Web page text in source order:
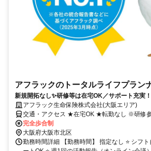
アフラックのトータルライフプラン
新規開拓なし✨研修等は在宅OK／サポート充実
アフラック生命保険株式会社(大阪エリア)
交通・アクセス ★在宅OK ★転勤なし ※研修
区」への出社あり
完全歩合制
大阪府大阪市北区
勤務時間詳細 【勤務時間】 指定なし ⭐ シフト